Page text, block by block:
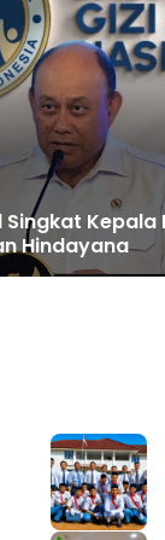
Singkat Kepala
Hindayana